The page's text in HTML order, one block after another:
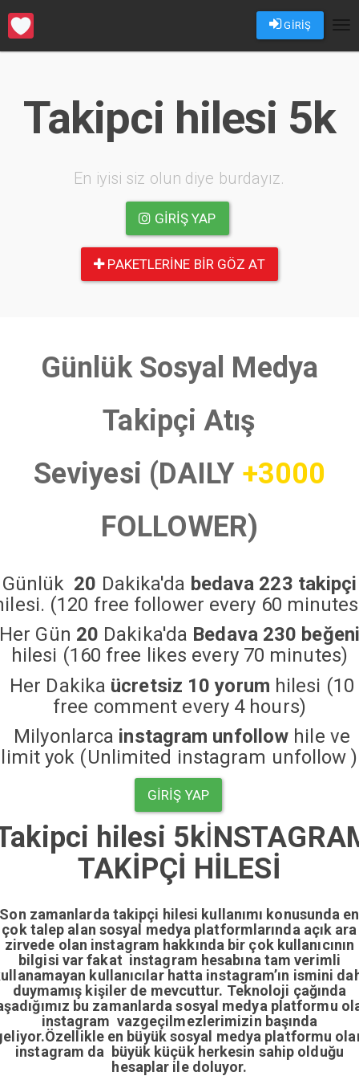
GİRİŞ
Takipci hilesi 5k
En iyisi siz olun diye burdayız.
GIRIŞ YAP
PAKETLERINE BIR GÖZ AT
Günlük Sosyal Medya
Takipçi Atış
Seviyesi (DAILY +3000
FOLLOWER)
Günlük 20 Dakika'da bedava 223 takipçi
(120 free follower every 60
Her Gün 20 Dakika'da Bedava 230 beğeni
hilesi (160 free likes every 70 minutes)
Her Dakika ücretsiz 10 yorum hilesi (10
free comment every 4 hours)
Milyonlarca instagram unfollow hile ve
limit yok (Unlimited instagram unfollow )
GIRIŞ YAP
hilesi 5kİ
TAKİPÇİ HİLESİ
Son zamanlarda takipçi hilesi kullanımı konusunda en
çok talep alan sosyal medya platformlarında açık ara
zirvede olan instagram hakkında bir çok kullanıcının
bilgisi var fakat instagram hesabına tam verimli
kullanıcılar hatta instagram’ın ismini
duymamış kişiler de mevcuttur. Teknoloji çağında
bu zamanlarda sosyal medya platformu
instagram vazgeçilmezlerimizin başında
en büyük sosyal medya platformu
instagram da büyük küçük herkesin sahip olduğu
hesaplar ile doluyor.